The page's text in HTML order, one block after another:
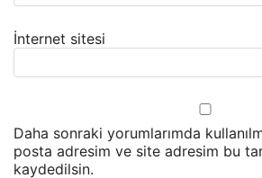
İnternet sitesi
Daha sonraki yorumlarımda
posta adresim ve site adresim bu
kaydedilsin.